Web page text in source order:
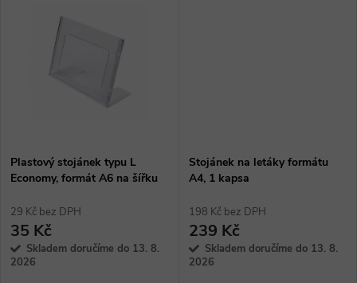
Plastový stojánek typu L
Economy, formát A6 na šířku
29 Kč bez DPH
35 Kč
Skladem doručíme do 13. 8.
2026
Stojánek na letáky formátu
A4, 1 kapsa
198 Kč bez DPH
239 Kč
Skladem doručíme do 13. 8.
2026